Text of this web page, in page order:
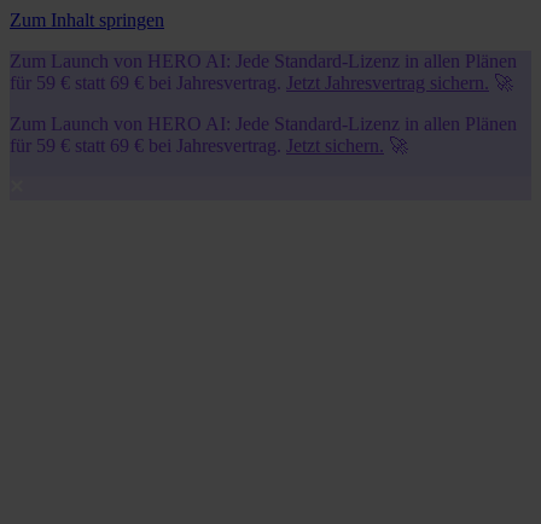
Zum Inhalt springen
Zum Launch von HERO AI: Jede Standard-Lizenz in allen Plänen
für 59 € statt 69 € bei Jahresvertrag. Jetzt Jahresvertrag sichern. 🚀
Zum Launch von HERO AI: Jede Standard-Lizenz in allen Plänen
für 59 € statt 69 € bei Jahresvertrag. Jetzt sichern. 🚀